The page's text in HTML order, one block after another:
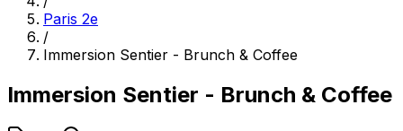
Paris 2e
/
Immersion Sentier - Brunch & Coffee
Immersion Sentier - Brunch & Coffee